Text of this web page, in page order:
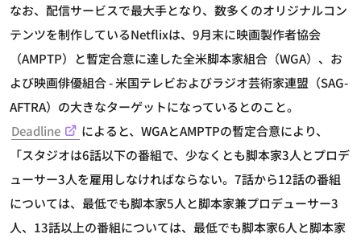
なお、配信サービスで最大手となり、数多くのオリジナルコン
テンツを制作しているNetflixは、9月末に映画製作者協会
（AMPTP）と暫定合意に達した全米脚本家組合（WGA）、お
よび映画俳優組合 - 米国テレビおよびラジオ芸術家連盟（SAG-
AFTRA）の大きなターゲットになっているとのこと。
Deadline
によると、WGAとAMPTPの暫定合意により、
「スタジオは6話以下の番組で、少なくとも脚本家3人とプロデ
ューサー3人を雇用しなければならない。7話から12話の番組
については、最低でも脚本家5人と脚本家兼プロデューサー3
人、13話以上の番組については、最低でも脚本家6人と脚本家